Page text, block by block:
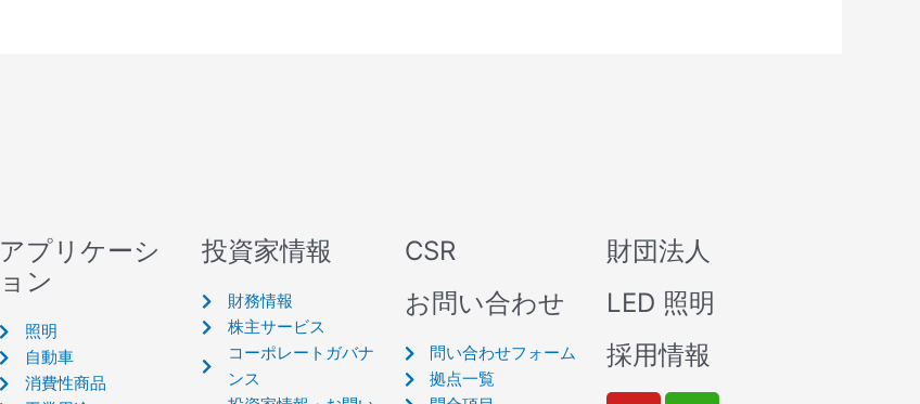
アプリケーシ
ョン
照明
自動車
消費性商品
投資家情報
財務情報
株主サービス
コーポレートガバナ
ンス
CSR
お問い合わせ
問い合わせフォーム
拠点一覧
財団法人
LED 照明
採用情報